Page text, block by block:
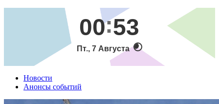
00 53
Пт., 7 Августа
Новости
Анонсы событий